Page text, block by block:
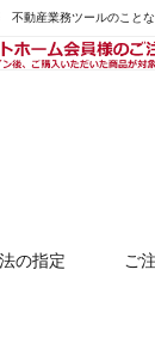
動産業務ツールのこと
の指定 ご